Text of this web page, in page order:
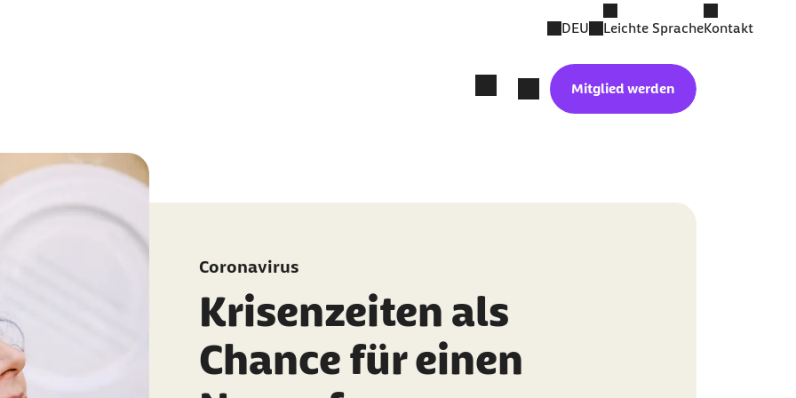
DEU Leichte SpracheKontakt
Mitglied werden
Coronavirus
Krisenzeiten als
Chance für einen